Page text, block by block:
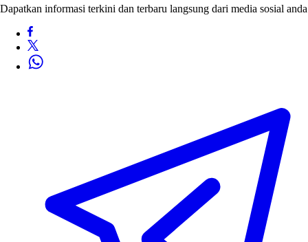
Dapatkan informasi terkini dan terbaru langsung dari media sosial anda